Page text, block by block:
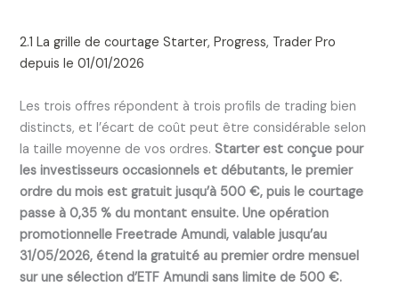
2.1 La grille de courtage Starter, Progress, Trader Pro
depuis le 01/01/2026
Les trois offres répondent à trois profils de trading bien
distincts, et l’écart de coût peut être considérable selon
la taille moyenne de vos ordres. Starter est conçue pour
les investisseurs occasionnels et débutants, le premier
ordre du mois est gratuit jusqu’à 500 €, puis le courtage
passe à 0,35 % du montant ensuite. Une opération
promotionnelle Freetrade Amundi, valable jusqu’au
31/05/2026, étend la gratuité au premier ordre mensuel
sur une sélection d’ETF Amundi sans limite de 500 €.